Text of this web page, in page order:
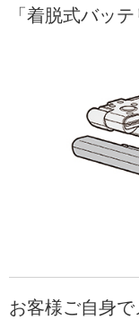
「着脱式バッ
お客様ご自身